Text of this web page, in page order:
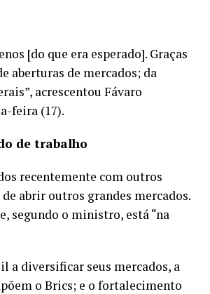
[do que era esperado]. Graças
aberturas de mercados; da
acrescentou Fávaro
feira (17).
de trabalho
recentemente com outros
abrir outros grandes mercados.
segundo o ministro, está “na
a diversificar seus mercados, a
o Brics; e o fortalecimento